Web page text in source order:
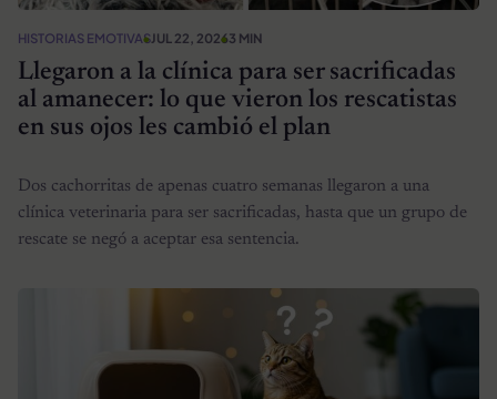
HISTORIAS EMOTIVASJUL 22, 20263 MIN
Llegaron a la clínica para ser sacrificadas
al amanecer: lo que vieron los rescatistas
en sus ojos les cambió el plan
Dos cachorritas de apenas cuatro semanas llegaron a una
clínica veterinaria para ser sacrificadas, hasta que un grupo de
rescate se negó a aceptar esa sentencia.